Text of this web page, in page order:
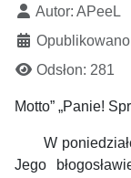
Autor: APeeL
Odsłon: 281
Motto” „Panie!
W
Jego